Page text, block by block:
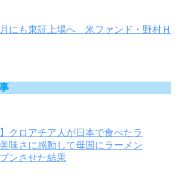
にも東証上場へ 米ファンド・野村Ｈ